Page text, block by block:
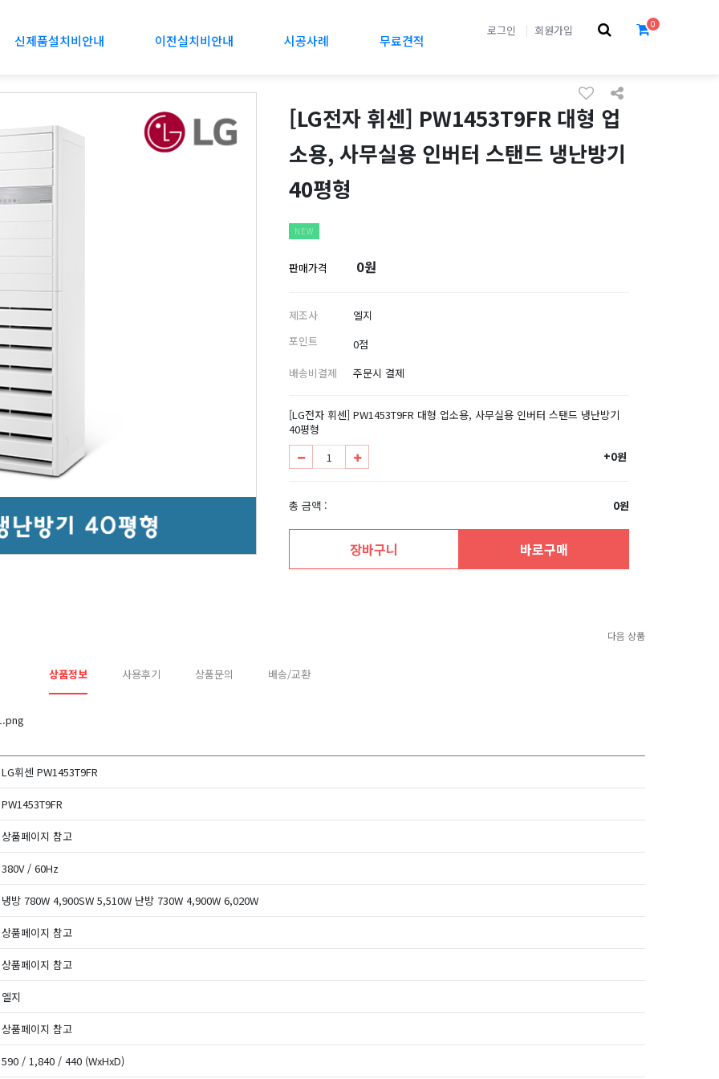
로그인 회원가입
신제품설치비안내 이전실치비안내 시공사례 무료견적
0
[LG전자 휘센] PW1453T9FR 대형 업
소용, 사무실용 인버터 스탠드 냉난방기
40평형
NEW
판매가격 0원
제조사
엘지
포인트
0점
배송비결제
주문시 결제
[LG전자 휘센] PW1453T9FR 대형 업소용, 사무실용 인버터 스탠드 냉난방기
40평형
+0원
총 금액 : 0원
장바구니 바로구매
다음 상품
상품정보 사용후기 상품문의 배송/교환
LG휘센 PW1453T9FR
PW1453T9FR
상품페이지 참고
380V / 60Hz
냉방 780W 4,900SW 5,510W 난방 730W 4,900W 6,020W
상품페이지 참고
상품페이지 참고
엘지
상품페이지 참고
590 / 1,840 / 440 (WxHxD)